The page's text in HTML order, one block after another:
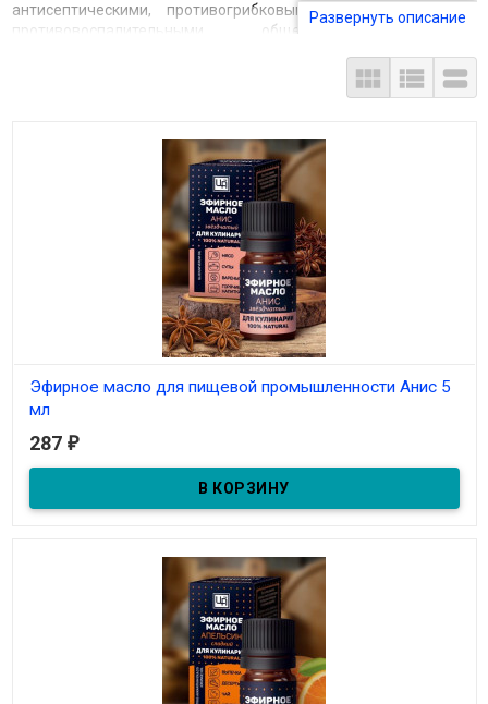
антисептическими, противогрибковыми, противовирусными,
противовоспалительными, общеукрепляющими и
ароматерапии их успешно можно также использовать на кухне
- даже самые простые блюда и напитки эфирные масла
здоровой и полезной, одновременно добавляя ей
неповторимый вкус и аромат. Важно! Так как эфирные масла
очень концентрированные, их надо использовать аккуратно,
чтобы не превысить дозировку и не испортить вкус блюда. При
использовании эфирных масел в кулинарии необходимо
соблюдать следующие правила:
• Эфирные масла добавляют в пищу при помощи эмульгатора
(растительное масло, сливки, сметана, мед) в пропорции 1
капля масла на 10 мл эмульгатора. С водой эфирные масла не
• Масла необходимо добавлять умеренно по капле или на
• Можно использовать в готовке заранее приготовленные
ароматные масло, сахар или соль.
Развернуть описание
  
Эфирное масло для пищевой промышленности Анис 5
мл
В наличии
Эфирное масло для пищевой промышленности Анис 5 мл
287 ₽